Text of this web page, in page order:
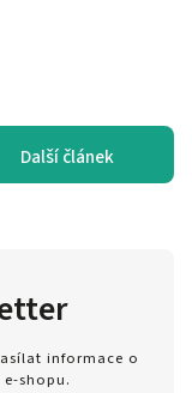
Další článek
informace o
shopu.